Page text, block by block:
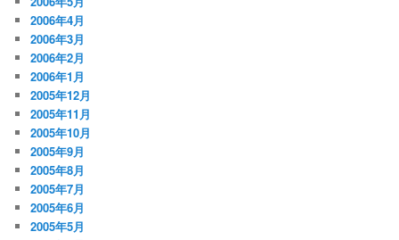
2006年4月
2006年3月
2006年2月
2006年1月
2005年12月
2005年11月
2005年10月
2005年9月
2005年8月
2005年7月
2005年6月
2005年5月